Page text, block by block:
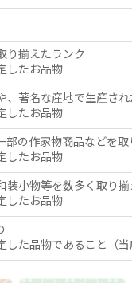
り揃えたランク
したお品物
、著名な産地で生産され
したお品物
部の作家物商品などを取
したお品物
装小物等を数多く取り揃
したお品物
した品物であること（当